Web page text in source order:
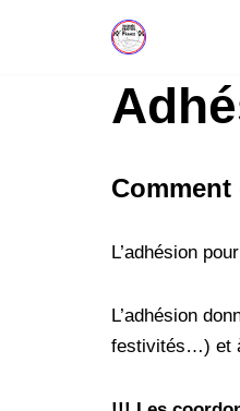
Comment
L’adhésion
L’adhésion
festivités…) et